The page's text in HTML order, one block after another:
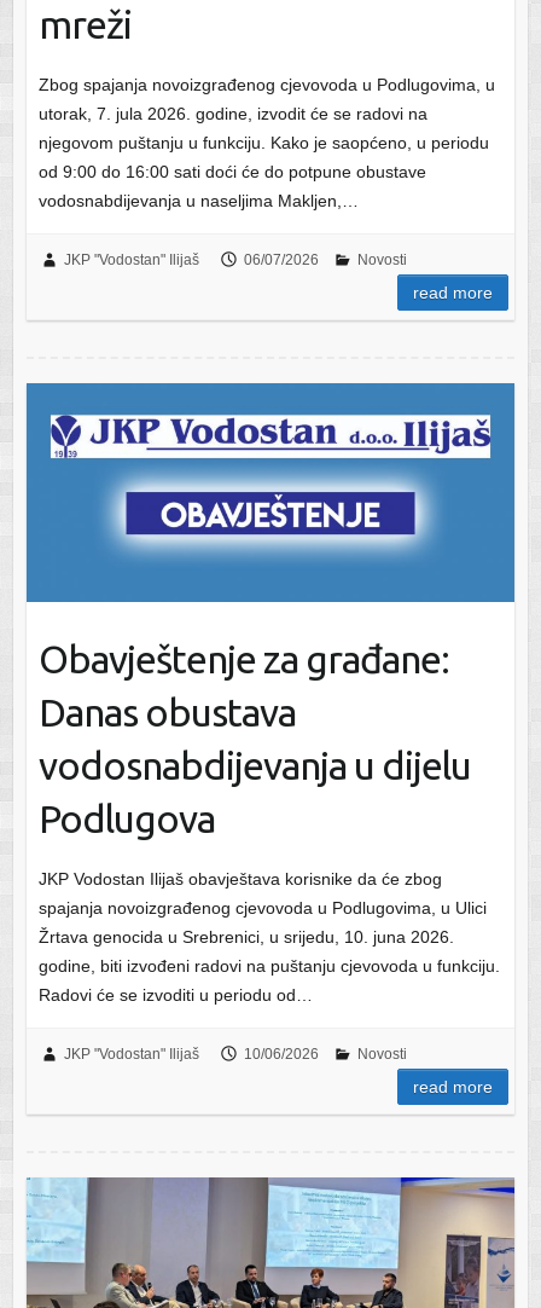
mreži
Zbog spajanja novoizgrađenog cjevovoda u Podlugovima, u
utorak, 7. jula 2026. godine, izvodit će se radovi na
njegovom puštanju u funkciju. Kako je saopćeno, u periodu
od 9:00 do 16:00 sati doći će do potpune obustave
vodosnabdijevanja u naseljima Makljen,…
JKP "Vodostan" Ilijaš 06/07/2026 Novosti
read more
Obavještenje za građane:
Danas obustava
vodosnabdijevanja u dijelu
Podlugova
JKP Vodostan Ilijaš obavještava korisnike da će zbog
spajanja novoizgrađenog cjevovoda u Podlugovima, u Ulici
Žrtava genocida u Srebrenici, u srijedu, 10. juna 2026.
godine, biti izvođeni radovi na puštanju cjevovoda u funkciju.
Radovi će se izvoditi u periodu od…
JKP "Vodostan" Ilijaš 10/06/2026 Novosti
read more